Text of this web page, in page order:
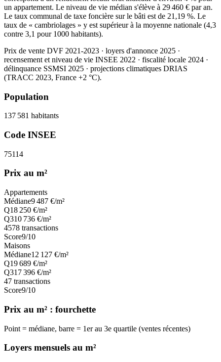
un appartement. Le niveau de vie médian s'élève à 29 460 € par an.
Le taux communal de taxe foncière sur le bâti est de 21,19 %. Le
taux de « cambriolages » y est supérieur à la moyenne nationale (4,3
contre 3,1 pour 1000 habitants).
Prix de vente DVF 2021-2023 · loyers d'annonce 2025 ·
recensement et niveau de vie INSEE 2022 · fiscalité locale 2024 ·
délinquance SSMSI 2025 · projections climatiques DRIAS
(TRACC 2023, France +2 °C).
Population
137 581 habitants
Code INSEE
75114
Prix au m²
Appartements
Médiane9 487 €/m²
Q18 250 €/m²
Q310 736 €/m²
4578 transactions
Score9/10
Maisons
Médiane12 127 €/m²
Q19 689 €/m²
Q317 396 €/m²
47 transactions
Score9/10
Prix au m² : fourchette
Point = médiane, barre = 1er au 3e quartile (ventes récentes)
Loyers mensuels au m²